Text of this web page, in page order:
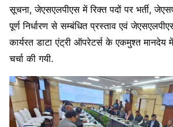
सूचना, जेएसएलपीएस में रिक्त पदों पर भर्ती,
पूर्ण निर्धारण से सम्बंधित प्रस्ताव एवं
कार्यरत डाटा एंट्री ऑपरेटर्स के एकमुश्त मानदेय
चर्चा की गयी.